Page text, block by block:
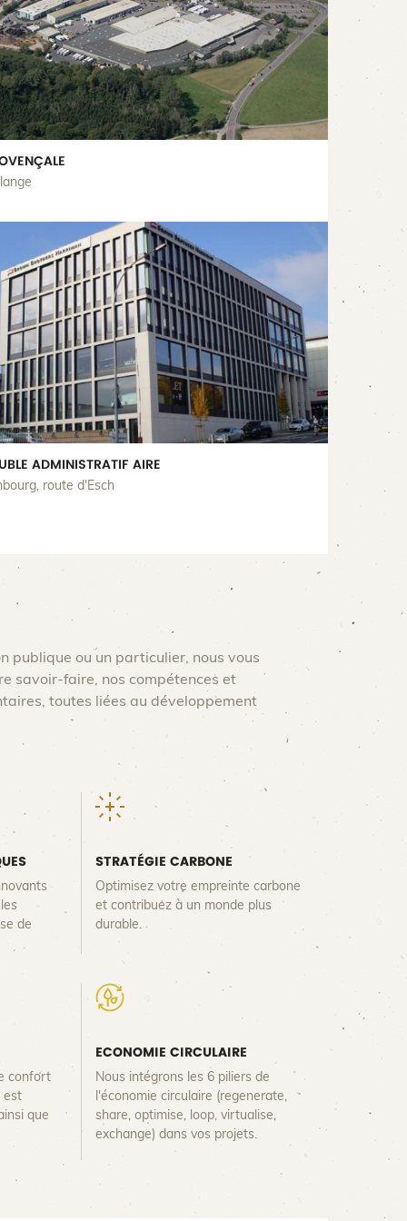
ADMINISTRATIF AIRE
route d'Esch
publique ou un particulier, nous vous
savoir-faire, nos compétences et
toutes liées au développement
de
STRATÉGIE CARBONE
Optimisez votre empreinte carbone
et contribuez à un monde plus
durable.
confort
est
que
ECONOMIE CIRCULAIRE
Nous intégrons les 6 piliers de
l'économie circulaire (regenerate,
share, optimise, loop, virtualise,
exchange) dans vos projets.